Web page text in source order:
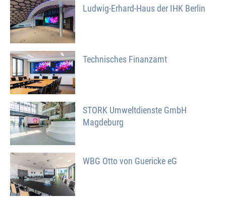
Ludwig-Erhard-Haus der IHK Berlin
Technisches Finanzamt
STORK Umweltdienste GmbH
Magdeburg
WBG Otto von Guericke eG